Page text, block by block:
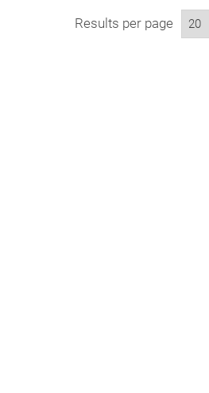
Results per page